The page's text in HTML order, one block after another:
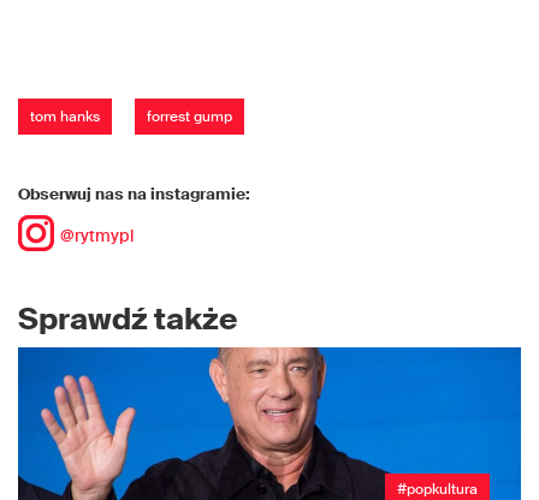
tom hanks forrest gump
Obserwuj nas na instagramie:
@rytmypl
Sprawdź także
#popkultura